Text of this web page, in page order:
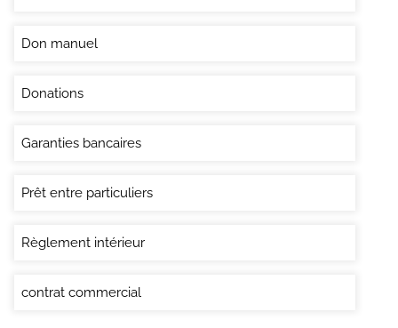
Don manuel
Donations
Garanties bancaires
Prêt entre particuliers
Règlement intérieur
contrat commercial